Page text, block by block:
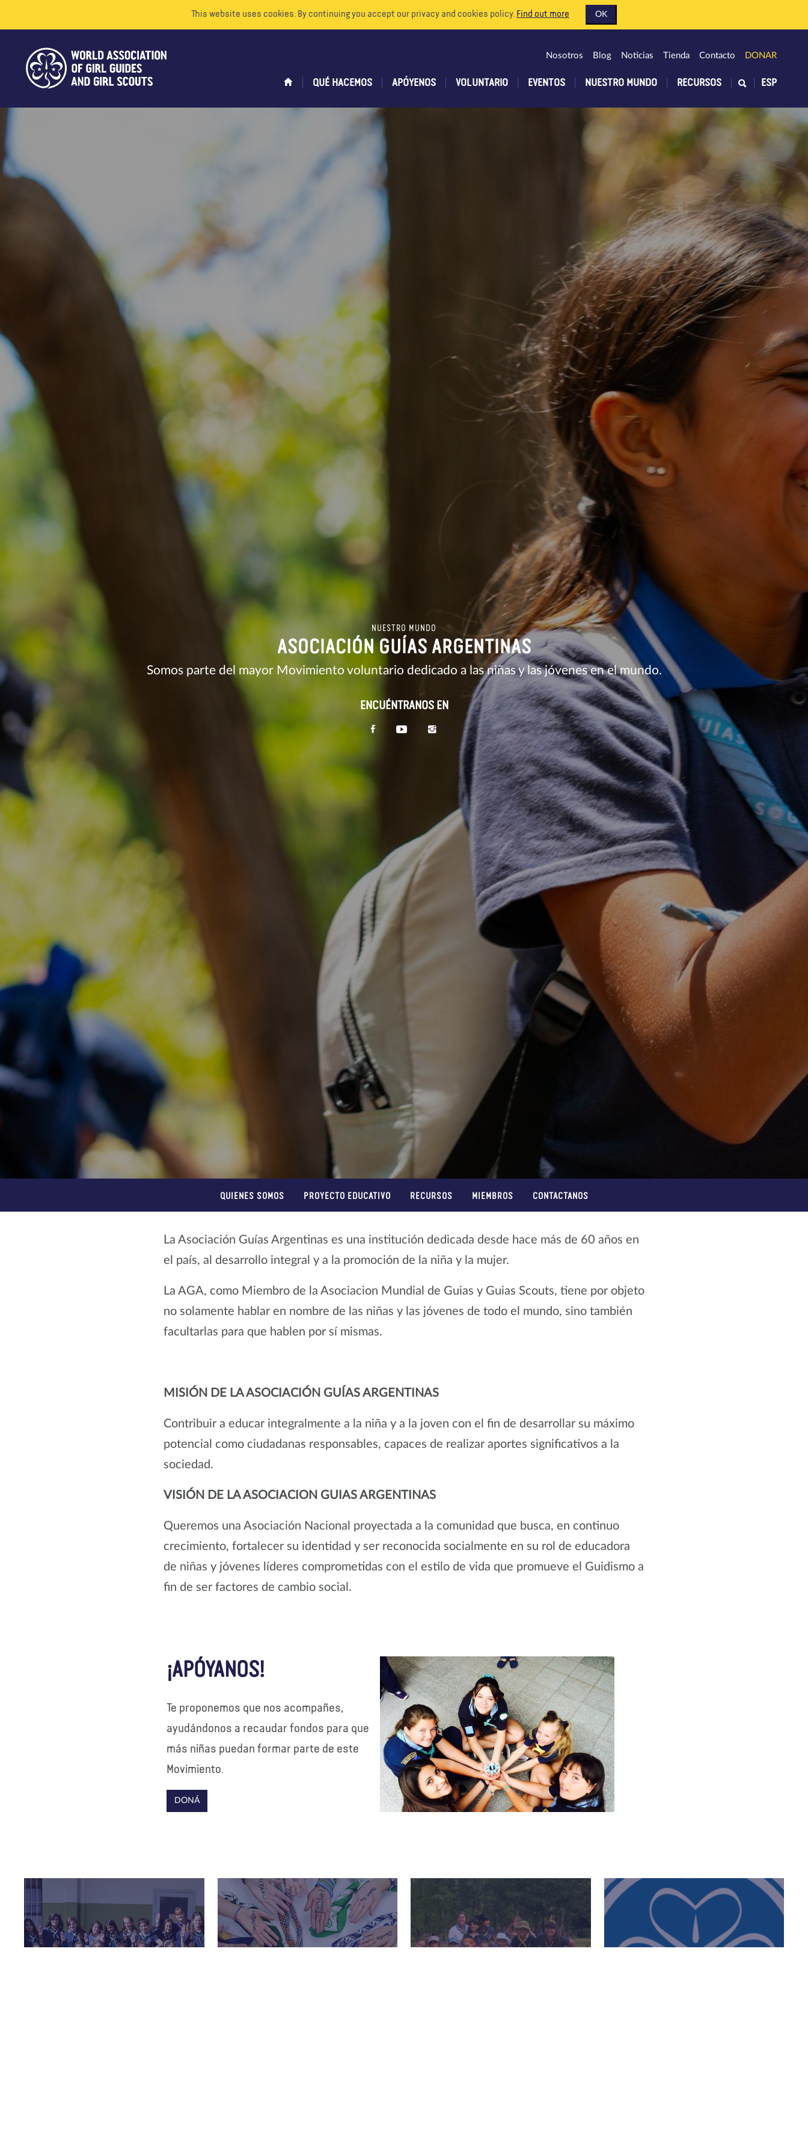
This website uses cookies. By continuing you accept our privacy and cookies policy. Find out more OK
QUÉ HACEMOS APÓYENOS VOLUNTARIO EVENTOS NUESTRO MUNDO RECURSOS
Nosotros Blog Noticias Tienda Contacto DONAR
ESP
NUESTRO MUNDO
ASOCIACIÓN GUÍAS ARGENTINAS
Somos parte del mayor Movimiento voluntario dedicado a las niñas y las jóvenes en el mundo.
ENCUÉNTRANOS EN
QUIENES SOMOS PROYECTO EDUCATIVO RECURSOS MIEMBROS CONTACTANOS
La Asociación Guías Argentinas es una institución dedicada desde hace más de 60 años en
el país, al desarrollo integral y a la promoción de la niña y la mujer.
La AGA, como Miembro de la Asociacion Mundial de Guias y Guias Scouts, tiene por objeto
no solamente hablar en nombre de las niñas y las jóvenes de todo el mundo, sino también
facultarlas para que hablen por sí mismas.
MISIÓN DE LA ASOCIACIÓN GUÍAS ARGENTINAS
Contribuir a educar integralmente a la niña y a la joven con el fin de desarrollar su máximo
potencial como ciudadanas responsables, capaces de realizar aportes significativos a la
sociedad.
VISIÓN DE LA ASOCIACION GUIAS ARGENTINAS
Queremos una Asociación Nacional proyectada a la comunidad que busca, en continuo
crecimiento, fortalecer su identidad y ser reconocida socialmente en su rol de educadora
de niñas y jóvenes líderes comprometidas con el estilo de vida que promueve el Guidismo a
fin de ser factores de cambio social.
¡APÓYANOS!
Te proponemos que nos acompañes,
ayudándonos a recaudar fondos para que
más niñas puedan formar parte de este
Movimiento.
DONÁ